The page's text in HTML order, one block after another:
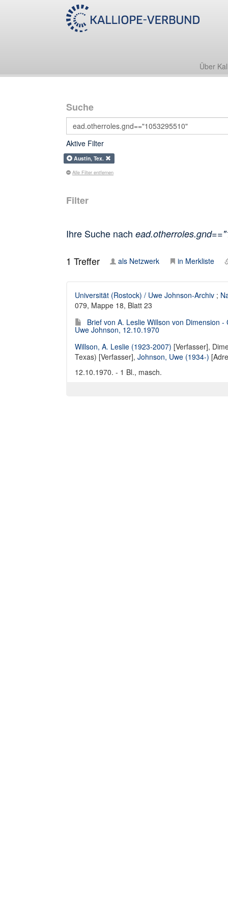
Über
Suche
Aktive Filter
Austin, Tex.
Alle Filter entfernen
Filter
Ihre Suche nach
1 Treffer als Netzwerk in Merkliste
Universität (Rostock) / Uwe Johnson-Archiv ;
079, Mappe 18, Blatt 23
Brief von A. Leslie Willson von Dimension
Uwe Johnson, 12.10.1970
Willson, A. Leslie (1923-2007) [Verfasser],
Texas) [Verfasser], Johnson, Uwe (1934-)
12.10.1970. - 1 Bl., masch.